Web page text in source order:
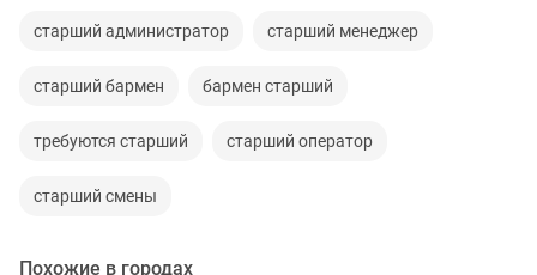
старший администратор старший менеджер
старший бармен бармен старший
требуются старший старший оператор
старший смены
Похожие в городах